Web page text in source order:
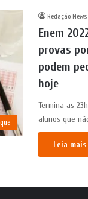
Redação News
Enem
provas
podem
hoje
Termina as
alunos que
Leia